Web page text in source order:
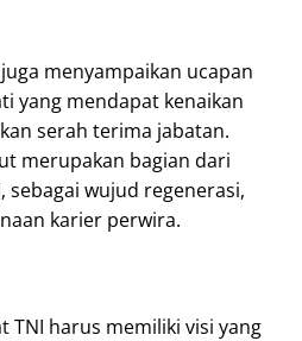
menyampaikan ucapan
yang mendapat kenaikan
serah terima jabatan.
merupakan bagian dari
sebagai wujud regenerasi,
karier perwira.
TNI harus memiliki visi yang